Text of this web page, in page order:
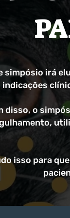
simpósio irá
indicações
disso, o
isso para